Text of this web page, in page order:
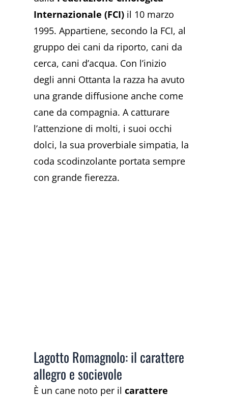
Internazionale (FCI) il 10 marzo
1995. Appartiene, secondo la FCI, al
gruppo dei cani da riporto, cani da
cerca, cani d’acqua. Con l’inizio
degli anni Ottanta la razza ha avuto
una grande diffusione anche come
cane da compagnia. A catturare
l’attenzione di molti, i suoi occhi
dolci, la sua proverbiale simpatia, la
coda scodinzolante portata sempre
con grande fierezza.
Lagotto Romagnolo: il carattere
allegro e socievole
È un cane noto per ilcarattere